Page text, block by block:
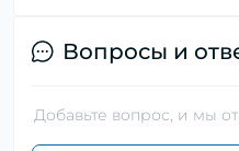
Вопросы и
Добавьте вопрос, и мы